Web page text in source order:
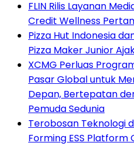
FLIN Rilis Layanan
Credit Wellness
Pizza Hut Indonesia
Pizza Maker Junior
XCMG Perluas
Pasar Global untuk
Depan, Bertepatan
Pemuda Sedunia
Terobosan Teknologi
Forming ESS Platform